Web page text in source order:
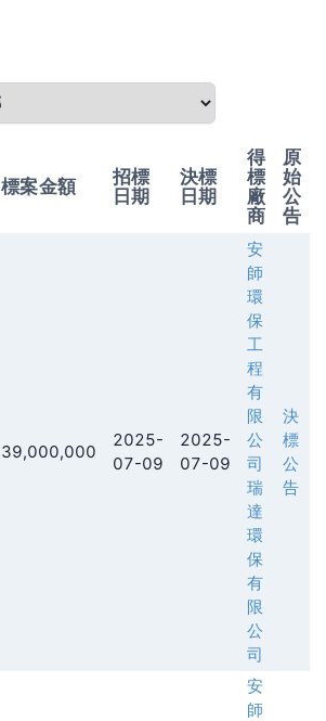
標案金額
招標
日期
決標
日期
得
標
廠
商
原
始
公
告
39,000,000
2025-
07-09
2025-
07-09
安
師
環
保
工
程
有
限
公
司
瑞
達
環
保
有
限
公
司
決
標
公
告
安
師